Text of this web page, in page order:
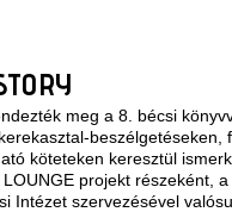
meg a 8. bécsi
beszélgetéseken,
köteteken keresztül
projekt részeként,
Intézet szervezésével